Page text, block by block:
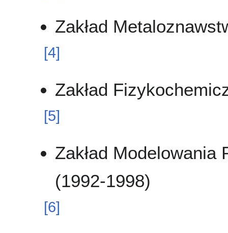
Zakład
[4]
Zakład
[5]
Zakład
(1992-1998)
[6]